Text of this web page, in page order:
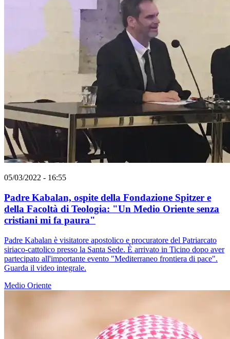
05/03/2022 - 16:55
Padre Kabalan, ospite della Fondazione Spitzer e
della Facoltà di Teologia: "Un Medio Oriente senza
cristiani mi fa paura"
Padre Kabalan è visitatore apostolico e procuratore del Patriarcato
siriaco-cattolico presso la Santa Sede. È arrivato in Ticino dopo aver
partecipato all'importante evento "Mediterraneo frontiera di pace".
Guarda il video integrale.
Medio Oriente